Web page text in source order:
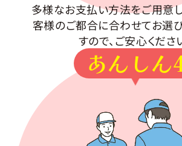
多様なお支払い方法をご用意し
客様のご都合に合わせてお選
すので、ご安心くださ
あんしん